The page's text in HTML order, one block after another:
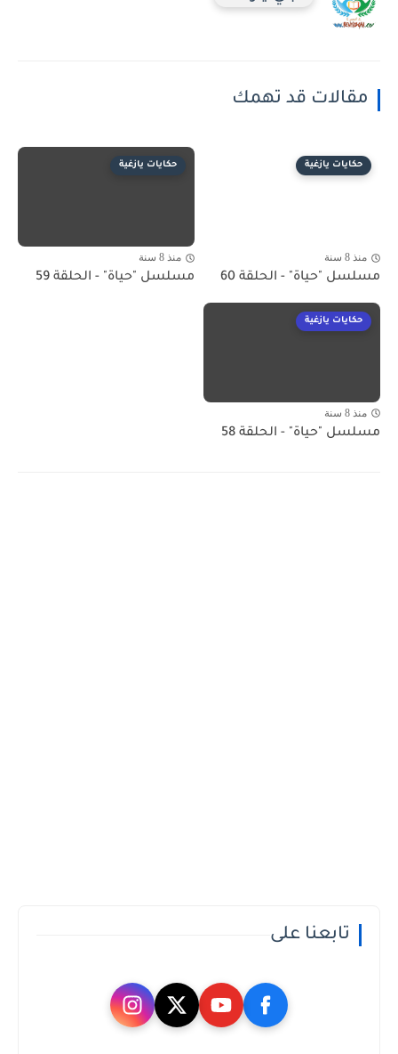
مقالات قد تهمك
حكايات يازغية
منذ 8 سنة
مسلسل "حياة" - الحلقة 60
حكايات يازغية
منذ 8 سنة
مسلسل "حياة" - الحلقة 59
حكايات يازغية
منذ 8 سنة
مسلسل "حياة" - الحلقة 58
تابعنا على